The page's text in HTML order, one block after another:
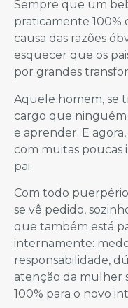
Sempre que um
praticamente 100%
causa das razões
esquecer que os
por grandes
Aquele homem, se
cargo que ninguém
e aprender. E
com muitas poucas
pai.
Com todo
se vê pedido,
que também está
internamente:
responsabilidade,
atenção da mulher
100% para o novo